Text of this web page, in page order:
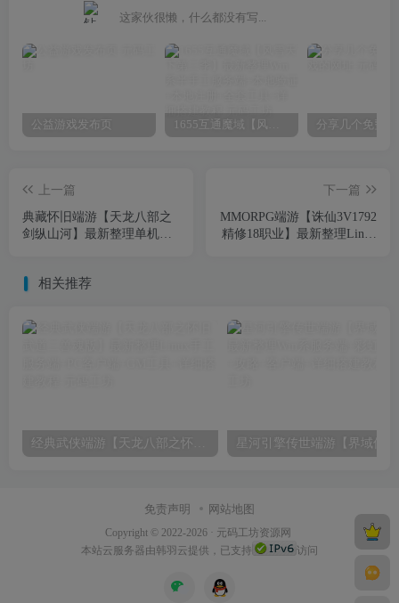
这家伙很懒，什么都没有写...
公益游戏发布页
上一篇
典藏怀旧端游【天龙八部之
剑纵山河】最新整理单机一
建教程
下一篇
MMORPG端游【诛仙3V1792
精修18职业】最新整理Linux
相关推荐
免责声明 网站地图
Copyright © 2022-2026 · 元码工坊资源网
本站云服务器由韩羽云提供，已支持 访问